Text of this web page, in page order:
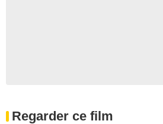
Regarder ce film